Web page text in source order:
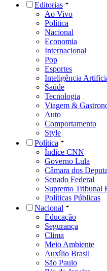
Editorias
Ao Vivo
Política
Nacional
Economia
Internacional
Pop
Esportes
Inteligência
Saúde
Tecnologia
Viagem &
Auto
Comportamento
Style
Política
Índice CNN
Governo Lula
Câmara dos
Senado Federal
Supremo Tribunal
Políticas Públicas
Nacional
Educação
Segurança
Clima
Meio Ambiente
Auxílio Brasil
São Paulo